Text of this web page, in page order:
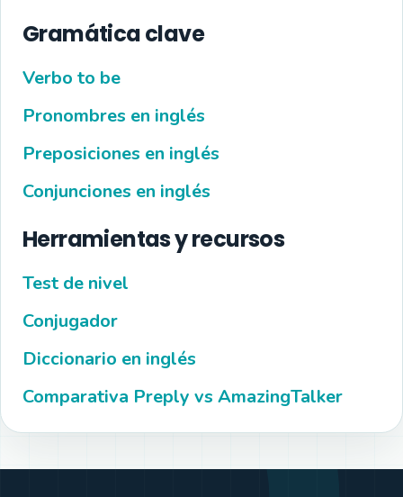
Gramática clave
Verbo to be
Pronombres en inglés
Preposiciones en inglés
Conjunciones en inglés
Herramientas y recursos
Test de nivel
Conjugador
Diccionario en inglés
Comparativa Preply vs AmazingTalker